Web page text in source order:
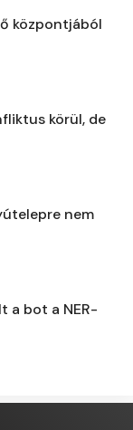
központjából
körül, de
nem
a bot a NER-